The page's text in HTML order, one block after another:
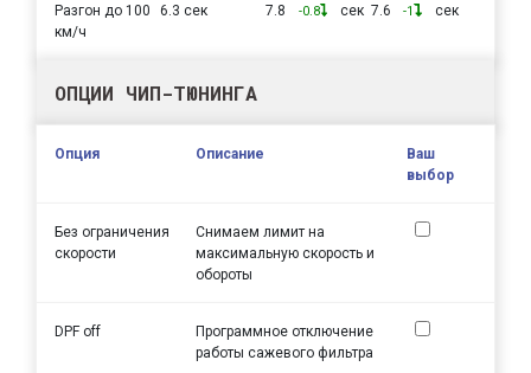
Разгон до 100
км/ч
6.3 сек 7.8 -0.8 сек 7.6 -1 сек
ОПЦИИ ЧИП-ТЮНИНГА
Опция Описание
Ваш
выбор
Без ограничения
скорости
Снимаем лимит на
максимальную скорость и
обороты
DPF off
Программное отключение
работы сажевого фильтра